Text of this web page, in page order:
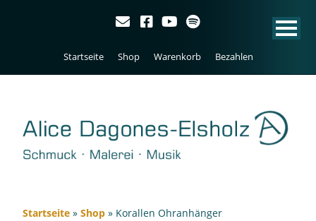
Startseite Shop Warenkorb Bezahlen
Startseite » Shop » Korallen Ohranhänger